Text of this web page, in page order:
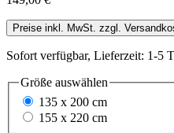
Preise inkl. MwSt. zzgl.
Sofort verfügbar, Lieferzeit: 1-5
Größe auswählen
135 x 200 cm
155 x 220 cm